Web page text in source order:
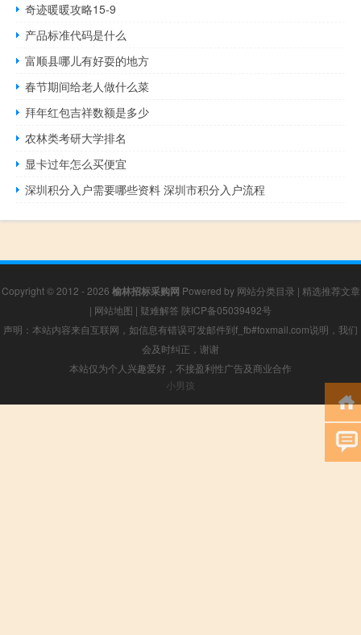
奇迹暖暖攻略15-9
产品标准代码是什么
富顺县哪儿有好耍的地方
春节期间给老人做什么菜
拜年红包吉祥数额是多少
农林类考研大学排名
显卡过年怎么买便宜
深圳积分入户需要哪些资料 深圳市积分入户流程
Copyright © 2012 - 2026 榆林招标采购网 Powered by 网站分类目录 | 精选推荐文章
| 网站地图 | 疑难解答 陕ICP备05039492号
声明：本站内容来自互联网，如信息有错误可发邮件到f_fb#foxmail.com说明，我们
会及时纠正，谢谢
本站仅为个人兴趣爱好，不接盈利性广告及商业合作
小男孩